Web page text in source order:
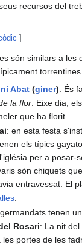
recursos del
]
són similars a
torrentines.
Abat (giner): És
la flor. Eixe dia,
que ha florit.
: en esta festa
els típics
per a posar-
són chiquets
entravessat. El
.
tenen
Rosari: La nit
portes de les